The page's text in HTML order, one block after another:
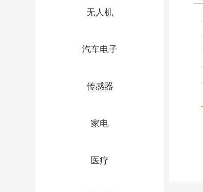
无人机
汽车电子
传感器
家电
医疗